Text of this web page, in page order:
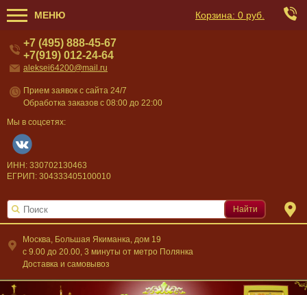
МЕНЮ Корзина: 0 руб.
Москва, Большая Якиманка, дом 19
c 9.00 до 20.00, 3 минуты от метро Полянка
Доставка и самовывоз
+7 (495) 888-45-67
+7(919) 012-24-64
aleksei64200@mail.ru
Прием заявок с сайта 24/7
Обработка заказов с 08:00 до 22:00
Мы в соцсетях:
ИНН: 330702130463
ЕГРИП: 304333405100010
Найти